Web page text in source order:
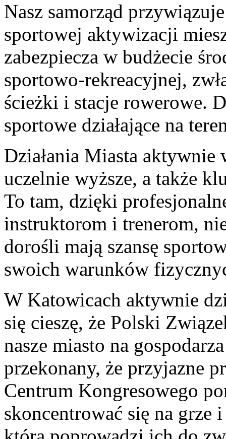
Nasz samorząd
sportowej aktywizacji
zabezpiecza w budżecie
sportowo-rekreacyjnej,
ścieżki i stacje rowerowe.
sportowe działające na
Działania Miasta
uczelnie wyższe, a także
To tam, dzięki
instruktorom i trenerom,
dorośli mają szansę
swoich warunków
W Katowicach aktywnie
się cieszę, że Polski
nasze miasto na
przekonany, że przyjazne
Centrum Kongresowego
skoncentrować się na